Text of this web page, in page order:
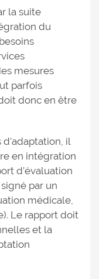
la suite
du
mesures
parfois
donc en être
d'adaptation, il
en intégration
d’évaluation
par un
médicale,
Le rapport doit
et la